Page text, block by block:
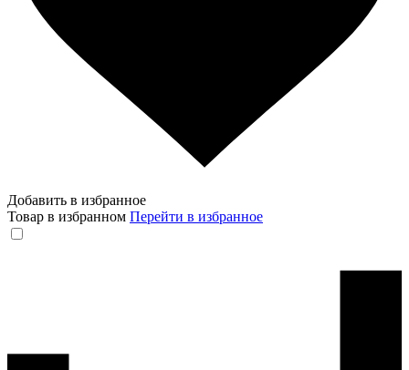
Добавить в избранное
Товар в избранном Перейти в избранное